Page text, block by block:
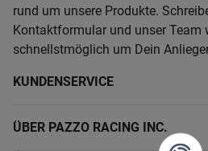
rund um unsere Produkte.
Kontaktformular und unser Team
schnellstmöglich um Dein
KUNDENSERVICE
ÜBER PAZZO RACING INC.